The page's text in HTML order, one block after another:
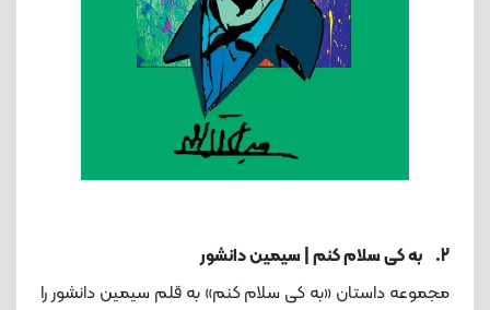
2. به کی سلام کنم | سیمین دانشور
مجموعه داستان «به کی سلام کنم» به قلم سیمین دانشور را